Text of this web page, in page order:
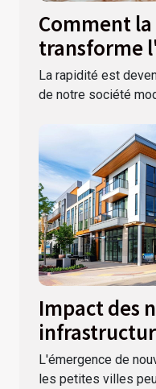
Comment
transforme
champagne
La rapidité est
de notre société
Impact des
villes
L'émergence de
les petites villes